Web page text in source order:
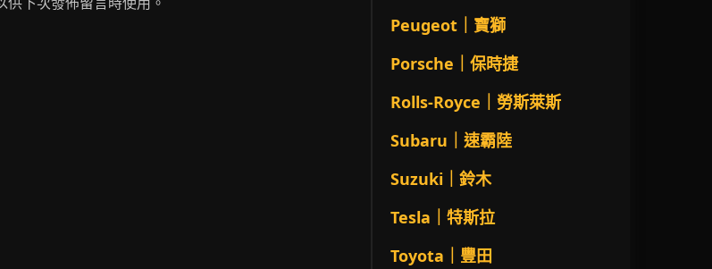
Peugeot｜寶獅
Porsche｜保時捷
Rolls-Royce｜勞斯萊斯
Subaru｜速霸陸
Suzuki｜鈴木
Tesla｜特斯拉
Toyota｜豐田